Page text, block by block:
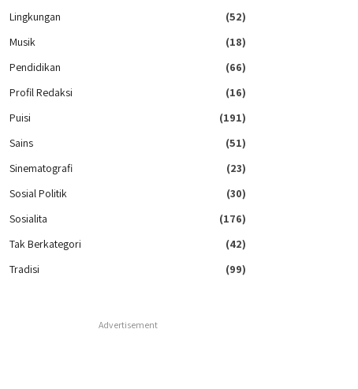
Lingkungan
(52)
Musik
(18)
Pendidikan
(66)
Profil Redaksi
(16)
Puisi
(191)
Sains
(51)
Sinematografi
(23)
Sosial Politik
(30)
Sosialita
(176)
Tak Berkategori
(42)
Tradisi
(99)
Advertisement